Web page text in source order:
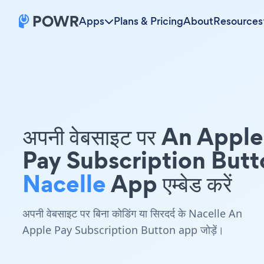
Apps Plans & PricingAboutResources
अपनी वेबसाइट पर An Apple
Pay Subscription
NacelleApp एम्बेड करें
अपनी वेबसाइट पर बिना कोडिंग या सिरदर्द के Nacelle An
Apple Pay Subscription Button app जोड़ें।